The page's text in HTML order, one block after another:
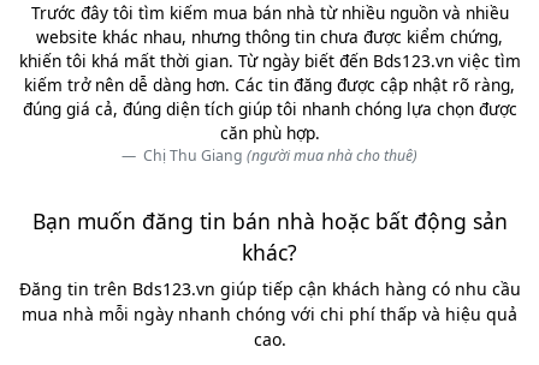
Trước đây tôi tìm kiếm mua bán nhà từ nhiều nguồn và nhiều
website khác nhau, nhưng thông tin chưa được kiểm chứng,
khiến tôi khá mất thời gian. Từ ngày biết đến Bds123.vn việc tìm
kiếm trở nên dễ dàng hơn. Các tin đăng được cập nhật rõ ràng,
đúng giá cả, đúng diện tích giúp tôi nhanh chóng lựa chọn được
căn phù hợp.
Chị Thu Giang (người mua nhà cho thuê)
Bạn muốn đăng tin bán nhà hoặc bất động sản
khác?
Đăng tin trên Bds123.vn giúp tiếp cận khách hàng có nhu cầu
mua nhà mỗi ngày nhanh chóng với chi phí thấp và hiệu quả
cao.